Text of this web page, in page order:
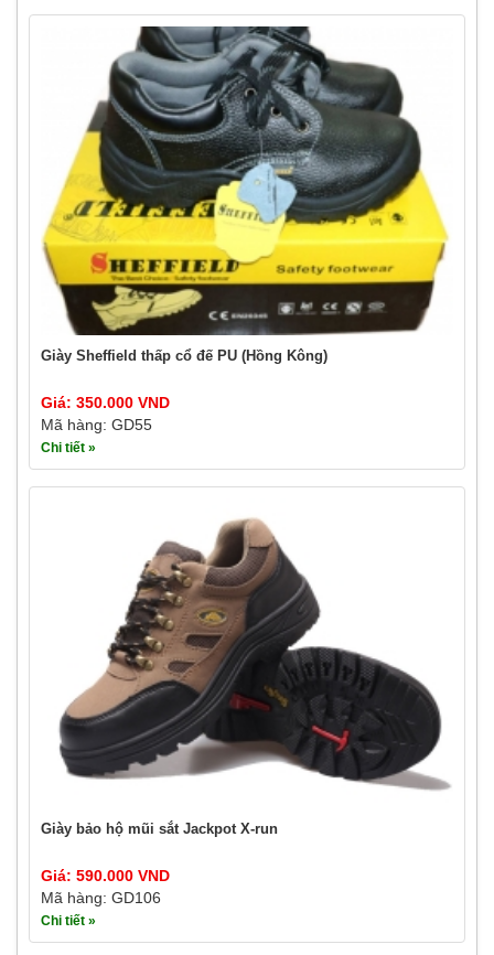
Giày Sheffield thấp cổ đế PU (Hồng Kông)
Giá: 350.000 VND
Mã hàng: GD55
Chi tiết »
Giày bảo hộ mũi sắt Jackpot X-run
Giá: 590.000 VND
Mã hàng: GD106
Chi tiết »